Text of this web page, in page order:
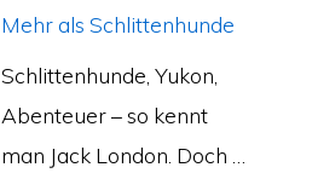
Mehr als Schlittenhunde
Schlittenhunde, Yukon,
Abenteuer – so kennt
man Jack London. Doch …